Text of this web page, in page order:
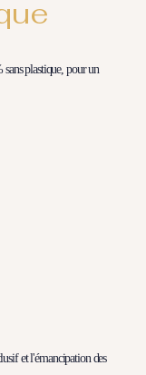
plastique, pour un
et l'émancipation des